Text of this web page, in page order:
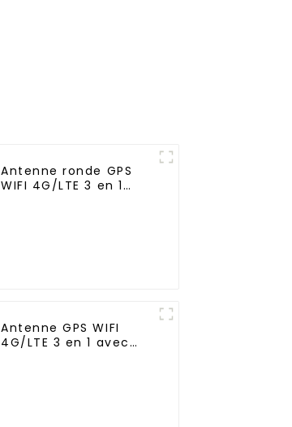
Antenne ronde GPS
WIFI 4G/LTE 3 en 1
Antenne GPS WIFI
4G/LTE 3 en 1 avec